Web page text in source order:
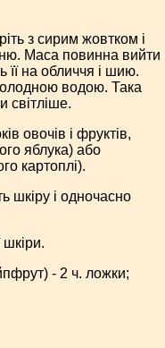
з сирим жовтком і
Маса повинна вийти
її на обличчя і шию.
водою. Така
світліше.
овочів і фруктів,
яблука) або
картоплі).
шкіру і одночасно
- 2 ч. ложки;